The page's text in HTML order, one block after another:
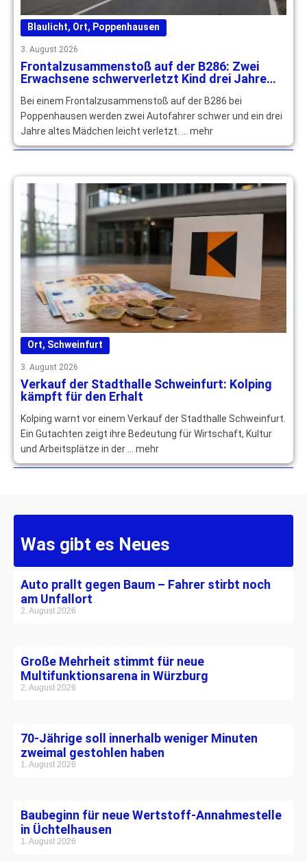
Blaulicht, Ort, Poppenhausen
3. August 2026
Frontalzusammenstoß auf der B286: Zwei
Erwachsene schwerverletzt Kind drei Jahre
Bei einem Frontalzusammenstoß auf der B286 bei
Poppenhausen werden zwei Autofahrer schwer und ein drei
Jahre altes Mädchen leicht verletzt. … mehr
Ort, Schweinfurt
3. August 2026
Verkauf der Stadthalle Schweinfurt: Kolping
kämpft für den Erhalt
Kolping warnt vor einem Verkauf der Stadthalle Schweinfurt.
Ein Gutachten zeigt ihre Bedeutung für Wirtschaft, Kultur
und Arbeitsplätze in der … mehr
Was gibt es Neues
Auto prallt gegen Baum – Fahrer stirbt noch
am Unfallort
2. August 2026
Große Mehrheit stimmt für neue
Multifunktionsarena in Würzburg
2. August 2026
70-Jährige soll innerhalb weniger Minuten
zweimal gestohlen haben
1. August 2026
Baubeginn für neue Wertstoff-Annahmestelle
in Üchtelhausen
1. August 2026